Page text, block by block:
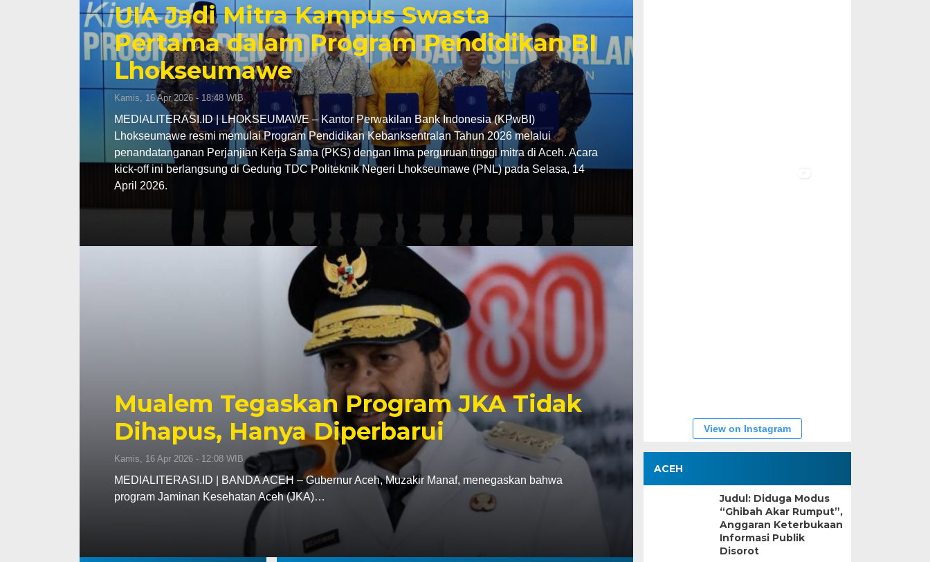
UIA Jadi Mitra Kampus Swasta
Pertama dalam Program Pendidikan BI
Lhokseumawe
Kamis, 16 Apr 2026 - 18:48 WIB
MEDIALITERASI.ID | LHOKSEUMAWE – Kantor Perwakilan Bank Indonesia (KPwBI)
Lhokseumawe resmi memulai Program Pendidikan Kebanksentralan Tahun 2026 melalui
penandatanganan Perjanjian Kerja Sama (PKS) dengan lima perguruan tinggi mitra di Aceh. Acara
kick-off ini berlangsung di Gedung TDC Politeknik Negeri Lhokseumawe (PNL) pada Selasa, 14
April 2026.
Mualem Tegaskan Program JKA Tidak
Dihapus, Hanya Diperbarui
Kamis, 16 Apr 2026 - 12:08 WIB
MEDIALITERASI.ID | BANDA ACEH – Gubernur Aceh, Muzakir Manaf, menegaskan bahwa
program Jaminan Kesehatan Aceh (JKA)…
View on Instagram
ACEH
Judul: Diduga Modus
“Ghibah Akar Rumput”,
Anggaran Keterbukaan
Informasi Publik
Disorot